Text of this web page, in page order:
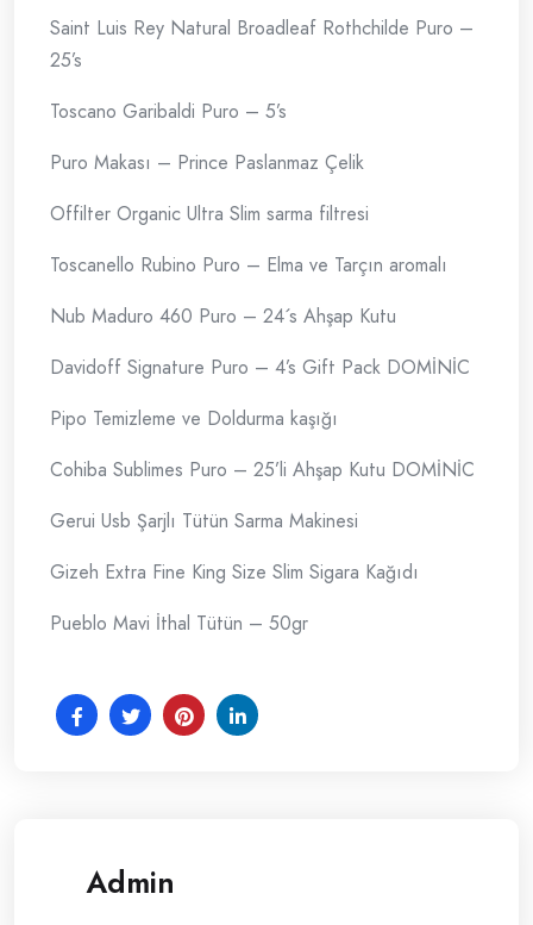
Saint Luis Rey Natural Broadleaf Rothchilde Puro –
25’s
Toscano Garibaldi Puro – 5’s
Puro Makası – Prince Paslanmaz Çelik
Offilter Organic Ultra Slim sarma filtresi
Toscanello Rubino Puro – Elma ve Tarçın aromalı
Nub Maduro 460 Puro – 24´s Ahşap Kutu
Davidoff Signature Puro – 4’s Gift Pack DOMİNİC
Pipo Temizleme ve Doldurma kaşığı
Cohiba Sublimes Puro – 25’li Ahşap Kutu DOMİNİC
Gerui Usb Şarjlı Tütün Sarma Makinesi
Gizeh Extra Fine King Size Slim Sigara Kağıdı
Pueblo Mavi İthal Tütün – 50gr
Admin